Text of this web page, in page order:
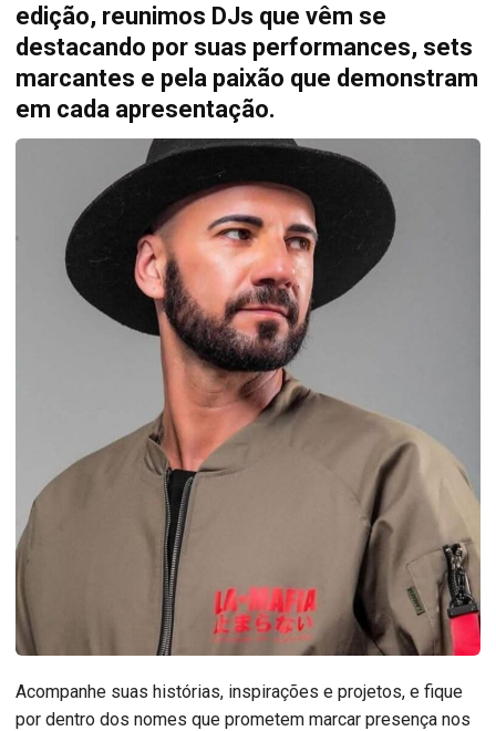
edição, reunimos DJs que vêm se
destacando por suas performances, sets
marcantes e pela paixão que demonstram
em cada apresentação.
Acompanhe suas histórias, inspirações e projetos, e fique
por dentro dos nomes que prometem marcar presença nos